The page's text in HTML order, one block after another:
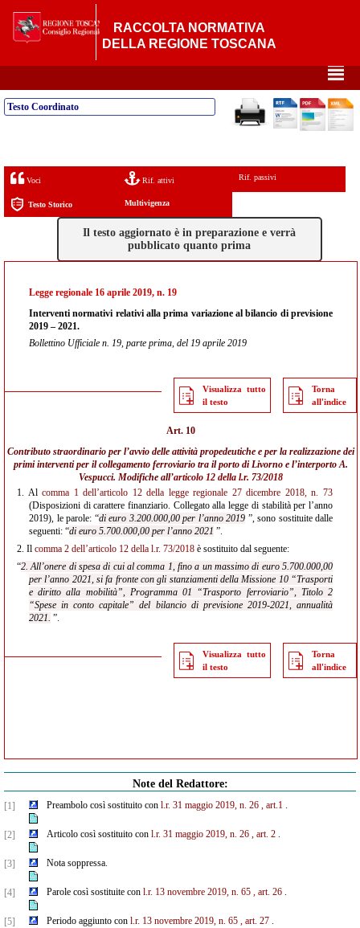
RACCOLTA NORMATIVA
DELLA REGIONE TOSCANA
²
Testo Coordinato
Voci Rif. attivi Rif. passivi
Testo Storico Multivigenza
Il testo aggiornato è in preparazione e verrà
pubblicato quanto prima
Legge regionale 16 aprile 2019, n. 19
Interventi normativi relativi alla prima variazione al bilancio di previsione
2019 – 2021.
Bollettino Ufficiale n. 19, parte prima, del 19 aprile 2019
Visualizza tutto
il testo
Torna
all'indice
Art. 10
Contributo straordinario per l’avvio delle attività propedeutiche e per la realizzazione dei
primi interventi per il collegamento ferroviario tra il porto di Livorno e l’interporto A.
Vespucci. Modifiche all’articolo 12 della l.r. 73/2018
1. Alcomma 1 dell’articolo 12 della legge regionale 27 dicembre 2018, n. 73
(Disposizioni di carattere finanziario. Collegato alla legge di stabilità per l’anno
2019), le parole: “di euro 3.200.000,00 per l’anno 2019 ”, sono sostituite dalle
seguenti: “di euro 5.700.000,00 per l’anno 2021 ”.
2. Il comma 2 dell’articolo 12 della l.r. 73/2018 è sostituito dal seguente:
“2. All’onere di spesa di cui al comma 1, fino a un massimo di euro 5.700.000,00
per l’anno 2021, si fa fronte con gli stanziamenti della Missione 10 “Trasporti
e diritto alla mobilità”, Programma 01 “Trasporto ferroviario”, Titolo 2
“Spese in conto capitale” del bilancio di previsione 2019-2021, annualità
2021. ”.
Visualizza tutto
il testo
Torna
all'indice
Note del Redattore:
[1] Preambolo così sostituito con l.r. 31 maggio 2019, n. 26 , art.1.
[2] Articolo così sostituito con l.r. 31 maggio 2019, n. 26 , art. 2.
[3] Nota soppressa.
[4] Parole così sostituite con l.r. 13 novembre 2019, n. 65 , art. 26.
[5] Periodo aggiunto con l.r. 13 novembre 2019, n. 65 , art. 27.